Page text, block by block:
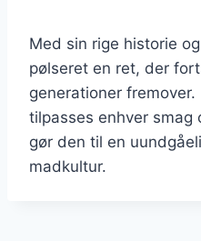
Med sin rige historie
pølseret en ret, der
generationer
tilpasses enhver smag
gør den til en
madkultur.